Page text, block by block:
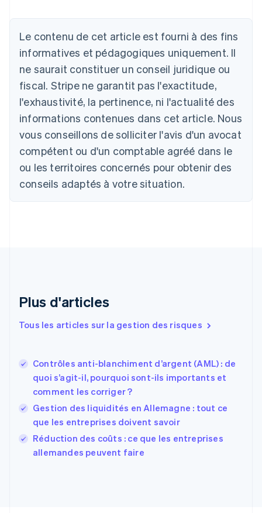
Le contenu de cet article est fourni à des fins
informatives et pédagogiques uniquement. Il
ne saurait constituer un conseil juridique ou
fiscal. Stripe ne garantit pas l'exactitude,
l'exhaustivité, la pertinence, ni l'actualité des
informations contenues dans cet article. Nous
vous conseillons de solliciter l'avis d'un avocat
compétent ou d'un comptable agréé dans le
ou les territoires concernés pour obtenir des
conseils adaptés à votre situation.
Plus d'articles
Tous les articles sur la gestion des risques
Contrôles anti-blanchiment d’argent (AML) : de
quoi s’agit-il, pourquoi sont-ils importants et
comment les corriger ?
Gestion des liquidités en Allemagne : tout ce
que les entreprises doivent savoir
Réduction des coûts : ce que les entreprises
allemandes peuvent faire
DeutschEnglish
English
Autriche
Deutsch English
Belgique
NederlandsFrançaisDeutschEnglish
Brésil
Bulgarie
English
Canada
English Français
Chine continentale
Espagne
Estonie
EnglishEspañol简体中文
Finlande
EnglishSvenska
FrançaisEnglish
Gibraltar
English
Grèce